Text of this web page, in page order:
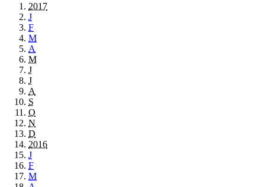
2017
J
F
M
A
M
J
J
A
S
O
N
D
2016
J
F
M